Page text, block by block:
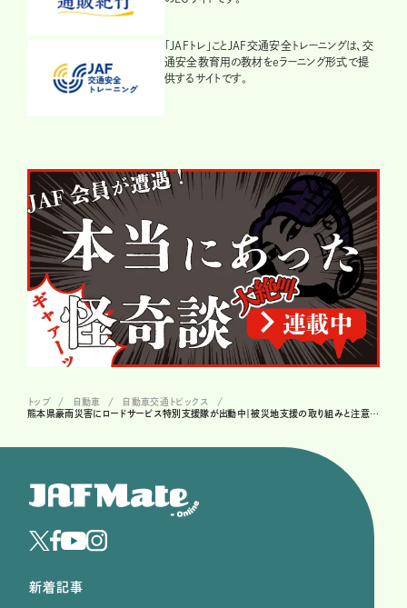
「JAFトレ」ことJAF交通安全トレーニングは、交
通安全教育用の教材をeラーニング形式で提
供するサイトです。
トップ 自動車
自動車交通トピックス
熊本県豪雨災害にロードサービス特別支援隊が出動中｜被災地支援の取り組みと注意点まとめ【2025年8月速報】
新着記事